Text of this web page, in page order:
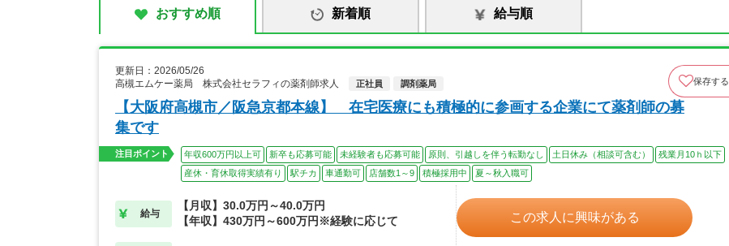
おすすめ順 新着順 給与順
更新日：2026/05/26
高槻エムケー薬局 株式会社セラフィの薬剤師求人
正社員 調剤薬局 保存する
【大阪府高槻市／阪急京都本線】 在宅医療にも積極的に参画する企業にて薬剤師の募
集です
注目ポイント 年収600万円以上可 新卒も応募可能 未経験者も応募可能 原則、引越しを伴う転勤なし 土日休み（相談可含む）
残業月10ｈ以下
産休・育休取得実績有り
駅チカ 車通勤可 店舗数1～9 積極採用中 夏～秋入職可
給与
【月収】30.0万円～40.0万円
【年収】430万円～600万円※経験に応じて
この求人に興味がある